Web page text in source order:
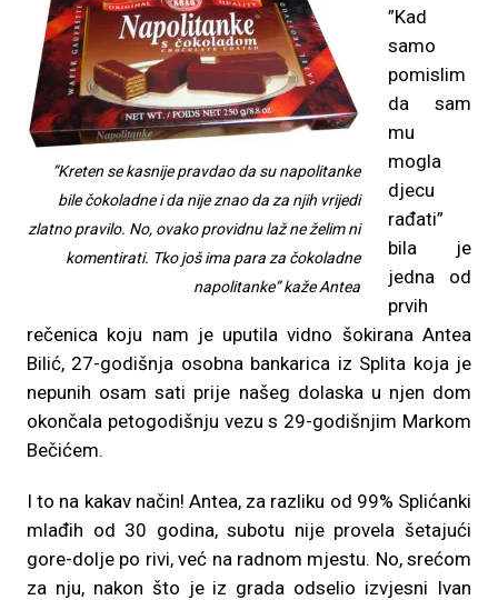
”Kreten se kasnije pravdao da su napolitanke
bile čokoladne i da nije znao da za njih vrijedi
zlatno pravilo. No, ovako providnu laž ne želim ni
komentirati. Tko još ima para za čokoladne
napolitanke” kaže Antea
”Kad
samo
pomislim
da sam
mu
mogla
djecu
rađati”
bila je
jedna od
prvih
rečenica koju nam je uputila vidno šokirana Antea
Bilić, 27-godišnja osobna bankarica iz Splita koja je
nepunih osam sati prije našeg dolaska u njen dom
okončala petogodišnju vezu s 29-godišnjim Markom
Bečićem.
I to na kakav način! Antea, za razliku od 99% Splićanki
mlađih od 30 godina, subotu nije provela šetajući
gore-dolje po rivi, već na radnom mjestu. No, srećom
za nju, nakon što je iz grada odselio izvjesni Ivan